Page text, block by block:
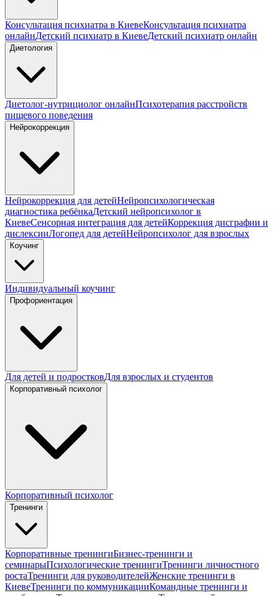
Консультация психиатра в КиевеКонсультация психиатра
онлайнДетский психиатр в КиевеДетский психиатр онлайн
Диетология
Диетолог-нутрициолог онлайнПсихотерапия расстройств
пищевого поведения
Нейрокоррекция
Нейрокоррекция для детейНейропсихологическая
диагностика ребёнкаДетский нейропсихолог в
КиевеСенсорная интеграция для детейКоррекция дисграфии и
дислексииЛогопед для детейНейропсихолог для взрослых
Коучинг
Индивидуальный коучинг
Профориентация
Для детей и подростковДля взрослых и студентов
Корпоративный психолог
Корпоративный психолог
Тренинги
Корпоративные тренингиБизнес-тренинги и
семинарыПсихологические тренингиТренинги личностного
ростаТренинги для руководителейЖенские тренинги в
КиевеТренинги по коммуникацииКомандные тренинги и